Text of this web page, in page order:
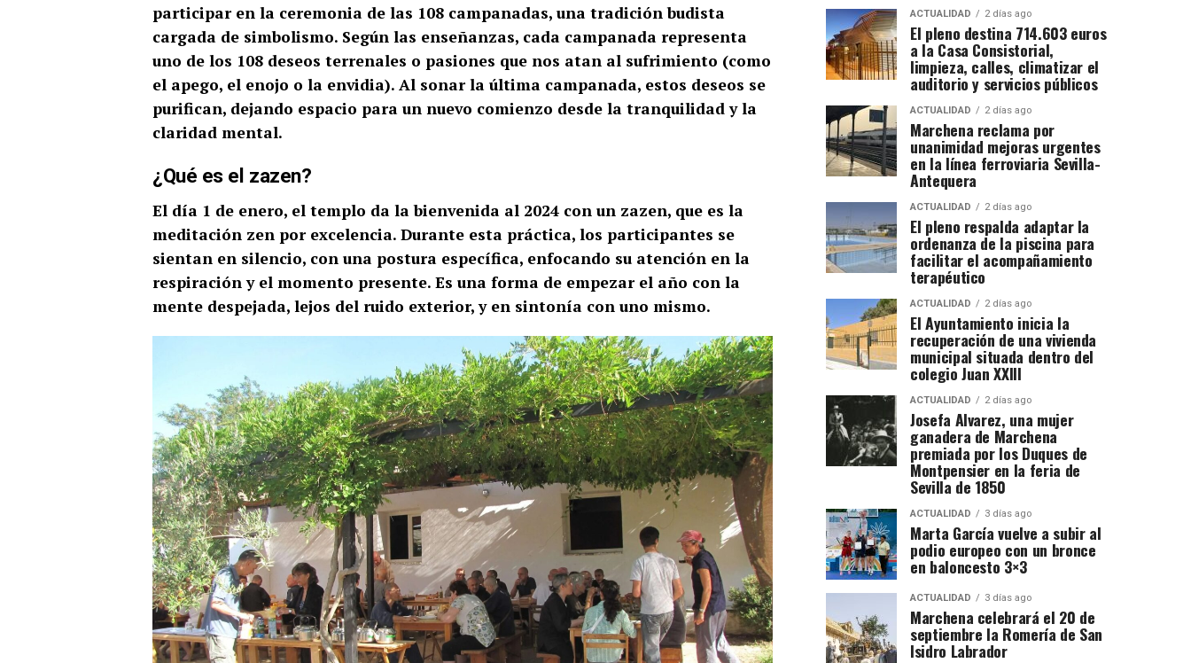
participar en la ceremonia de las 108 campanadas, una tradición budista
cargada de simbolismo. Según las enseñanzas, cada campanada representa
uno de los 108 deseos terrenales o pasiones que nos atan al sufrimiento (como
el apego, el enojo o la envidia). Al sonar la última campanada, estos deseos se
purifican, dejando espacio para un nuevo comienzo desde la tranquilidad y la
claridad mental.
¿Qué es el zazen?
El día 1 de enero, el templo da la bienvenida al 2024 con un zazen, que es la
meditación zen por excelencia. Durante esta práctica, los participantes se
sientan en silencio, con una postura específica, enfocando su atención en la
respiración y el momento presente. Es una forma de empezar el año con la
mente despejada, lejos del ruido exterior, y en sintonía con uno mismo.
ACTUALIDAD 2 días ago
El pleno destina 714.603 euros
a la Casa Consistorial,
limpieza, calles, climatizar el
auditorio y servicios públicos
ACTUALIDAD 2 días ago
Marchena reclama por
unanimidad mejoras urgentes
en la línea ferroviaria Sevilla-
Antequera
ACTUALIDAD 2 días ago
El pleno respalda adaptar la
ordenanza de la piscina para
facilitar el acompañamiento
terapéutico
ACTUALIDAD 2 días ago
El Ayuntamiento inicia la
recuperación de una vivienda
municipal situada dentro del
colegio Juan XXIII
ACTUALIDAD 2 días ago
Josefa Alvarez, una mujer
ganadera de Marchena
premiada por los Duques de
Montpensier en la feria de
Sevilla de 1850
ACTUALIDAD 3 días ago
Marta García vuelve a subir al
podio europeo con un bronce
en baloncesto 3×3
ACTUALIDAD 3 días ago
Marchena celebrará el 20 de
septiembre la Romería de San
Isidro Labrador